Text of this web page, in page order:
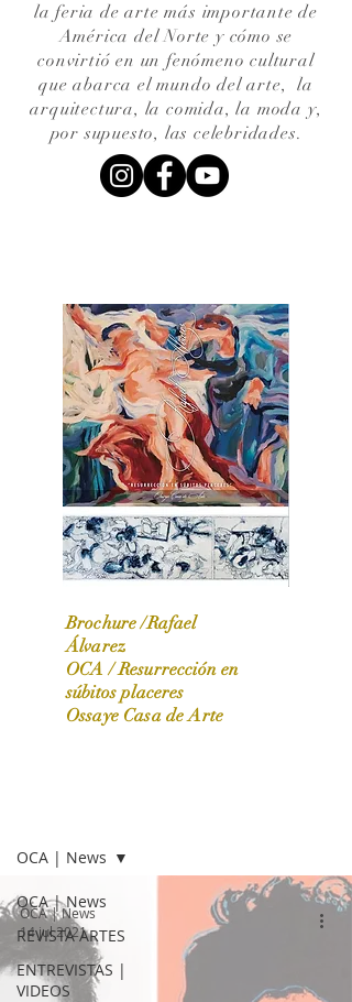
la feria de arte más importante de
América del Norte y cómo se
convirtió en un fenómeno cultural
que abarca el mundo del arte,la
arquitectura, la comida, la moda y,
por supuesto, las celebridades.
OCA|News 31 / Marzo-Abril / 2024
Brochure /Rafael
Álvarez
OCA /Resurrección en
súbitos placeres
Ossaye Casa de Arte
OCA | News
REVISTA ARTES
ENTREVISTAS |
VIDEOS
OCA | News
OCA | News
14 jul 2021